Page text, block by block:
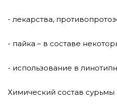
- лекарства,
- пайка – в составе
- использование в
Химический состав